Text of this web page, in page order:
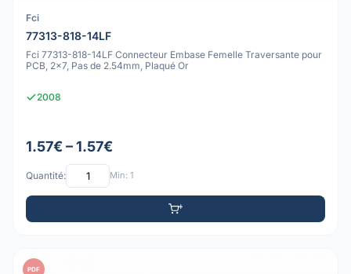
Fci
77313-818-14LF
Fci 77313-818-14LF Connecteur Embase Femelle Traversante pour
PCB, 2x7, Pas de 2.54mm, Plaqué Or
2008
1.57€ – 1.57€
Quantité: Min: 1
PDF